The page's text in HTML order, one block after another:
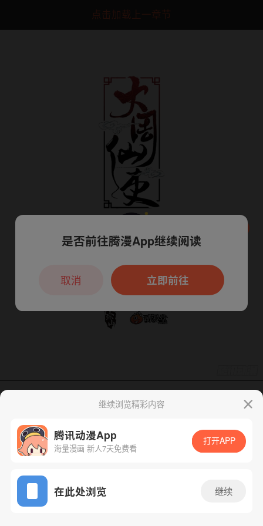
点击加载上一章节
App免费看
腾漫App免费看
继续浏览精彩内容
腾讯动漫App
海量漫画 新人7天免费看
打开APP
在此处浏览 继续
本章节仅支持App阅读，可打开App新用
户7天免费看
是否前往腾漫App继续阅读
立即前往
取消